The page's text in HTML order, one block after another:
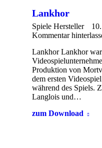
Lankhor
Spiele Hersteller
Kommentar
Lankhor Lankhor
Produktion von
dem ersten
während des Spiels.
Langlois und…
zum Download